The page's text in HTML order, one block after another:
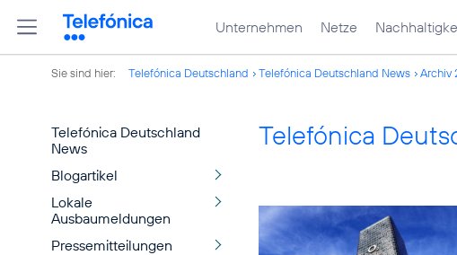
Unternehmen Netze
Sie sind hier: Telefónica Deutschland Telefónica Deutschland News Archiv
Telefónica Deutschland
News
Blogartikel
Lokale
Ausbaumeldungen
Pressemitteilungen
Telefónica